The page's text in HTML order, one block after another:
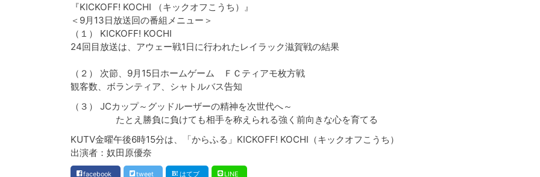
『KICKOFF! KOCHI （キックオフこうち）』
＜9月13日放送回の番組メニュー＞
（１） KICKOFF! KOCHI
24回目放送は、アウェー戦1日に行われたレイラック滋賀戦の結果
（２） 次節、9月15日ホームゲーム ＦＣティアモ枚方戦
観客数、ボランティア、シャトルバス告知
（３） JCカップ～グッドルーザーの精神を次世代へ～
たとえ勝負に負けても相手を称えられる強く前向きな心を育てる
KUTV金曜午後6時15分は、「からふる」KICKOFF! KOCHI（キックオフこうち）
出演者：奴田原優奈
facebook tweet はてブ LINE